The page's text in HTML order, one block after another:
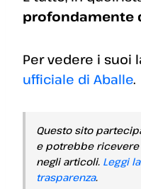
profondamente
Per vedere i suoi
ufficiale di Aballe.
Questo sito
e potrebbe
negli articoli. Leggi
trasparenza.